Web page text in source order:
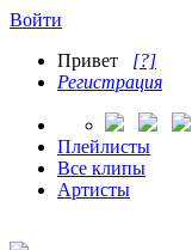
Войти
Привет [?]
Регистрация
Плейлисты
Все клипы
Артисты